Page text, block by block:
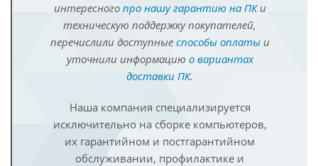
интересного про нашу гарантию на ПКи
техническую поддержку покупателей,
перечислили доступные способы оплатыи
уточнили информацию о вариантах
доставки ПК.
Наша компания специализируется
исключительно на сборке компьютеров,
их гарантийном и постгарантийном
обслуживании, профилактике и